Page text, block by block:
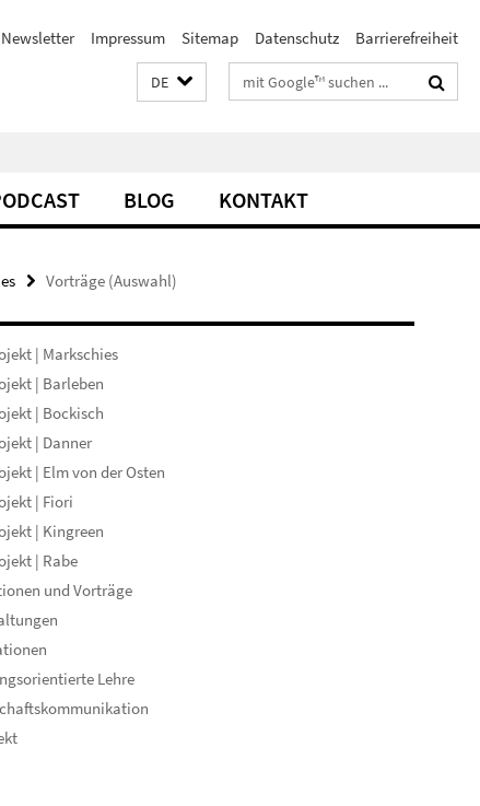
Newsletter Impressum Sitemap Datenschutz Barrierefreiheit
DE Suchbegriffe
BLOG KONTAKT
Vorträge (Auswahl)
| Markschies
| Barleben
| Bockisch
| Danner
| Elm von der Osten
| Fiori
| Kingreen
| Rabe
und Vorträge
Lehre